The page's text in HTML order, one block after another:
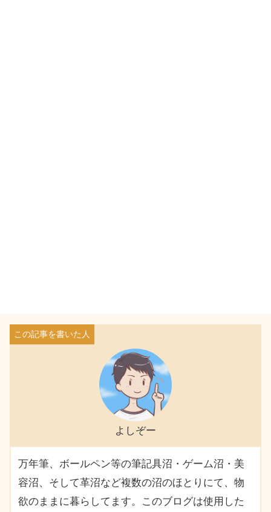
よしぞー
万年筆、ボールペン等の筆記具沼・ゲーム沼・美
容沼、そして革沼など複数の沼のほとりにて、物
欲のままに暮らしてます。このブログは使用した